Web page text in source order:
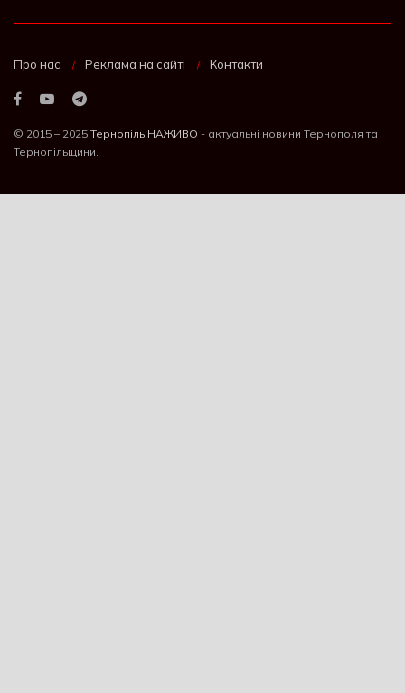
Про нас Реклама на сайті Контакти
© 2015 – 2025 Тернопіль НАЖИВО - актуальні новини Тернополя та
Тернопільщини.